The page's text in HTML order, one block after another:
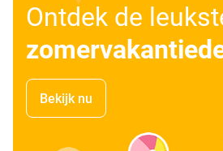
Ontdek de
Bekijk nu